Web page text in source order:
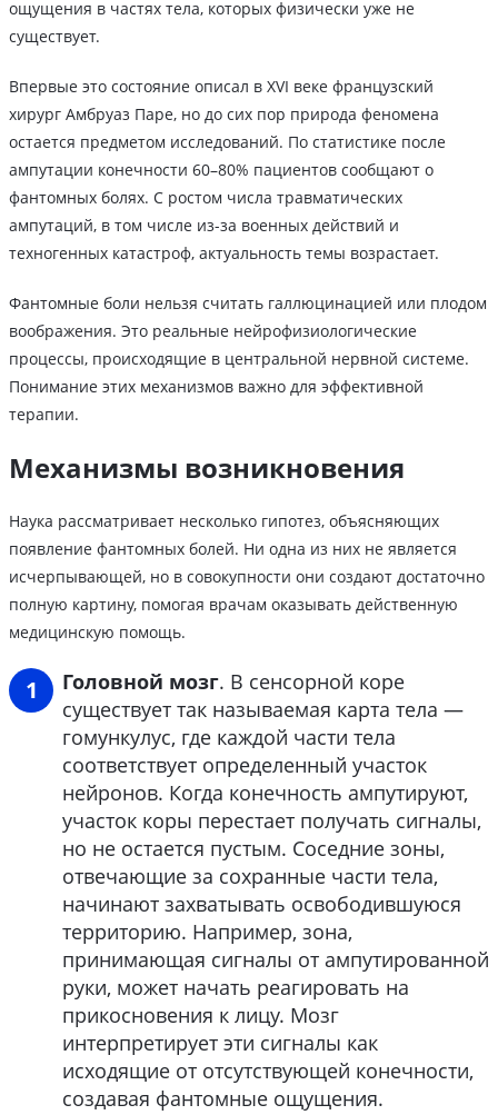
ощущения в частях тела, которых физически уже не
существует.
Впервые это состояние описал в XVI веке французский
хирург Амбруаз Паре, но до сих пор природа феномена
остается предметом исследований. По статистике после
ампутации конечности 60–80% пациентов сообщают о
фантомных болях. С ростом числа травматических
ампутаций, в том числе из-за военных действий и
техногенных катастроф, актуальность темы возрастает.
Фантомные боли нельзя считать галлюцинацией или плодом
воображения. Это реальные нейрофизиологические
процессы, происходящие в центральной нервной системе.
Понимание этих механизмов важно для эффективной
терапии.
Механизмы возникновения
Наука рассматривает несколько гипотез, объясняющих
появление фантомных болей. Ни одна из них не является
исчерпывающей, но в совокупности они создают достаточно
полную картину, помогая врачам оказывать действенную
медицинскую помощь.
Головной мозг. В сенсорной коре
существует так называемая карта тела —
гомункулус, где каждой части тела
соответствует определенный участок
нейронов. Когда конечность ампутируют,
участок коры перестает получать сигналы,
но не остается пустым. Соседние зоны,
отвечающие за сохранные части тела,
начинают захватывать освободившуюся
территорию. Например, зона,
принимающая сигналы от ампутированной
руки, может начать реагировать на
прикосновения к лицу. Мозг
интерпретирует эти сигналы как
исходящие от отсутствующей конечности,
создавая фантомные ощущения.